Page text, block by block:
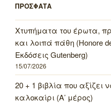
ΠΡΟΣΦΑΤΑ
Χτυπήματα του έρωτα,
και λοιπά πάθη (Honore
Εκδόσεις Gutenberg)
15/07/2026
20 + 1 βιβλία που αξίζει
καλοκαίρι (Α’ μέρος)